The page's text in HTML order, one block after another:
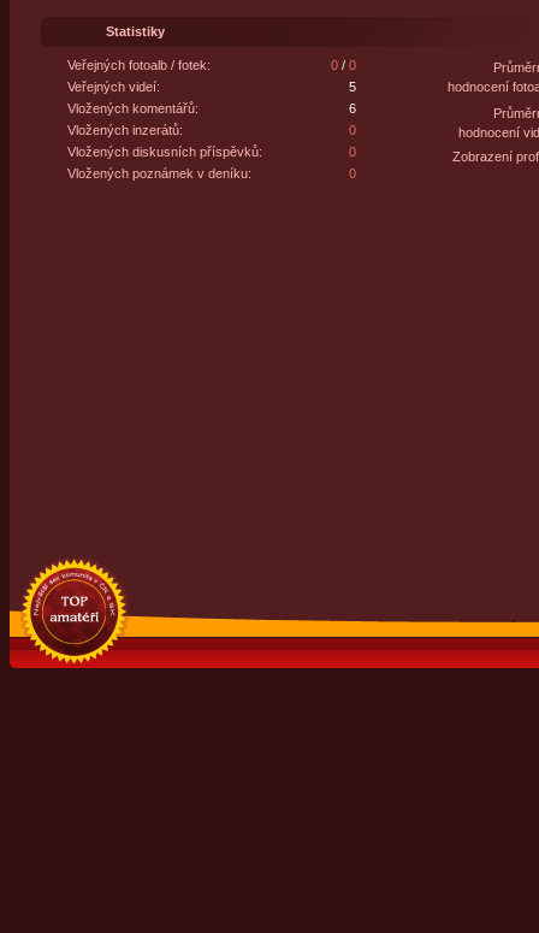
Statistiky
Veřejných fotoalb / fotek: 0/ 0
Veřejných videí:
5
Vložených komentářů:
6
Vložených inzerátů:
0
Vložených diskusních příspěvků:
0
Vložených poznámek v deníku:
0
hodnocení
hodnocení
Zobrazení